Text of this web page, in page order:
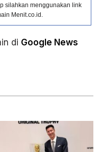
silahkan menggunakan link
Menit.co.id.
di Google News